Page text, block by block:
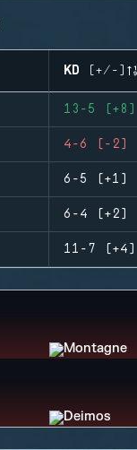
KD (+/-)
13-5 (+8)
4-6 (-2)
6-5 (+1)
6-4 (+2)
11-7 (+4)